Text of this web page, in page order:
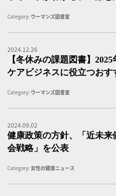
Category: ウーマンズ図書室
2024.12.26
【冬休みの課題図書】
ケアビジネスに役立つおす
Category: ウーマンズ図書室
2024.09.02
健康政策の方針、「近未来
会戦略」を公表
Category: 女性の健康ニュース